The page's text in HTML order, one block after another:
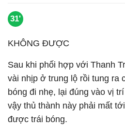
31'
KHÔNG ĐƯỢC
Sau khi phối hợp với Thanh
vài nhịp ở trung lộ rồi tung ra
bóng đi nhẹ, lại đúng vào vị
vậy thủ thành này phải mất
được trái bóng.